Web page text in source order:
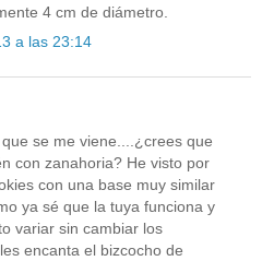
4 cm de diámetro.
a las 23:14
se me viene....¿crees que
con zanahoria? He visto por
con una base muy similar
ya sé que la tuya funciona y
variar sin cambiar los
encanta el bizcocho de